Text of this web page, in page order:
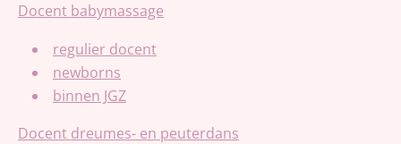
Docent babymassage
regulier docent
newborns
binnen JGZ
Docent dreumes- en peuterdans